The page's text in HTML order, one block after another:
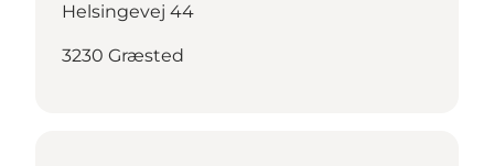
Helsingevej 44
3230 Græsted